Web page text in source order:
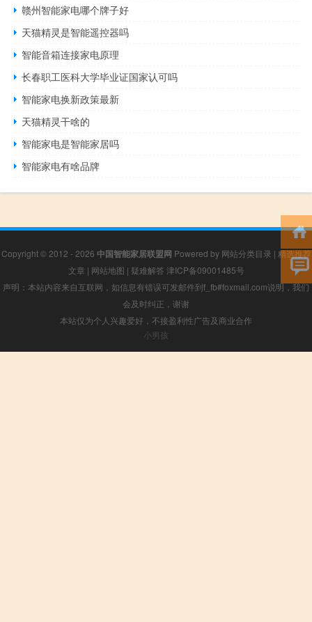
赣州智能家电哪个牌子好
天猫精灵是智能遥控器吗
智能音箱连接家电原理
长春职工医科大学毕业证国家认可吗
智能家电换新政策最新
天猫精灵干啥的
智能家电是智能家居吗
智能家电有啥品牌
Copyright © 2012 - 2026 中国智能家居联盟网 Powered by 网站分类目录 | 精选推荐
文章 | 网站地图 | 疑难解答 津ICP备09001485号
声明：本站内容来自互联网，如信息有错误可发邮件到f_fb#foxmail.com说明，我们
会及时纠正，谢谢
本站仅为个人兴趣爱好，不接盈利性广告及商业合作
小男孩